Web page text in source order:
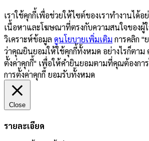
เราใช้คุกกี้เพื่อช่วยให้ไซต์ของเราทำงานได้อ
เนื้อหาและโฆษณาที่ตรงกับความสนใจของผู้
วิเคราะห์ข้อมูล ดูนโยบายเพิ่มเติม การคลิก "
ว่าคุณยินยอมให้ใช้คุกกี้ทั้งหมด อย่างไรก็ตาม
ตั้งค่าคุกกี้" เพื่อให้คำยินยอมตามที่คุณต้องกา
การตั้งค่าคุกกี้ ยอมรับทั้งหมด
Close
รายละเอียด